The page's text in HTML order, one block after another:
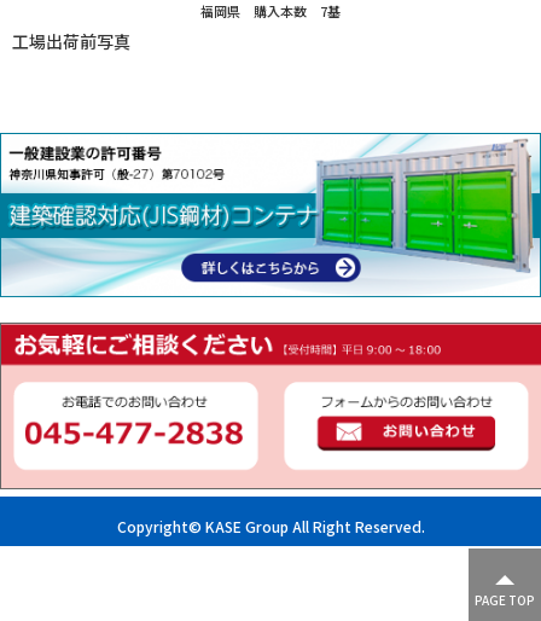
福岡県 購入本数 7基
工場出荷前写真
Copyright© KASE Group All Right Reserved.